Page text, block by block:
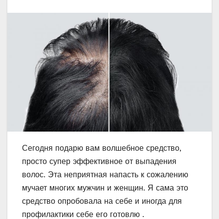
Сегодня подарю вам волшебное средство,
просто супер эффективное от выпадения
волос. Эта неприятная напасть к сожалению
мучает многих мужчин и женщин. Я сама это
средство опробовала на себе и иногда для
профилактики себе его готовлю .